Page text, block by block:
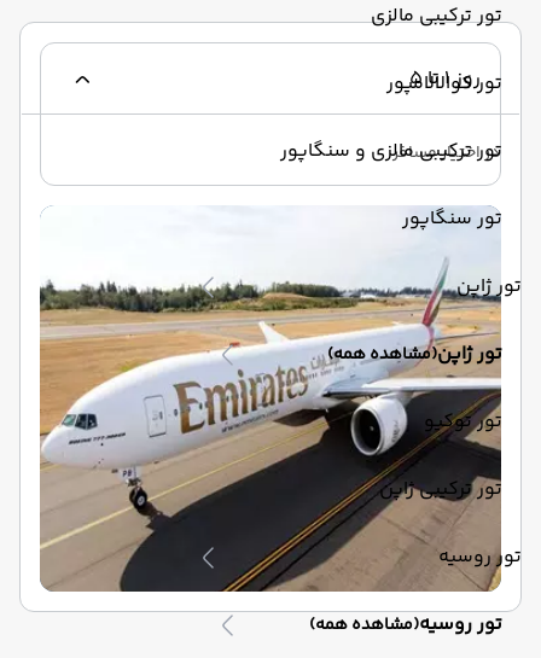
تور ترکیبی مالزی
تور کوالالامپور
تور ترکیبی مالزی و سنگاپور
تور سنگاپور
تور ژاپن
تور ژاپن(مشاهده همه)
تور توکیو
تور ترکیبی ژاپن
تور روسیه
تور روسیه(مشاهده همه)
روز 1 تا 5
در اختیار مسافر